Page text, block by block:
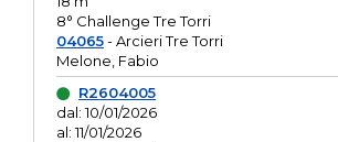
8° Challenge Tre Torri
04065- Arcieri Tre Torri
Melone, Fabio
R2604005
dal: 10/01/2026
al: 11/01/2026